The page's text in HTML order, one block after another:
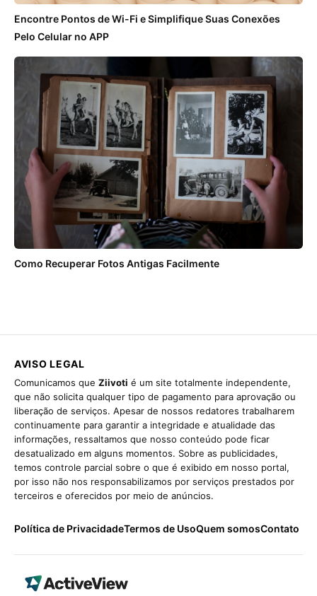
Encontre Pontos de Wi-Fi e Simplifique Suas Conexões
Pelo Celular no APP
Como Recuperar Fotos Antigas Facilmente
AVISO LEGAL
Comunicamos que Ziivoti é um site totalmente independente,
que não solicita qualquer tipo de pagamento para aprovação ou
liberação de serviços. Apesar de nossos redatores trabalharem
continuamente para garantir a integridade e atualidade das
informações, ressaltamos que nosso conteúdo pode ficar
desatualizado em alguns momentos. Sobre as publicidades,
temos controle parcial sobre o que é exibido em nosso portal,
por isso não nos responsabilizamos por serviços prestados por
terceiros e oferecidos por meio de anúncios.
Política de PrivacidadeTermos de UsoQuem somosContato